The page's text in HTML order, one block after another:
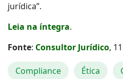
jurídica”.
Leia na íntegra.
Fonte: Consultor Jurídico,
Compliance Ética